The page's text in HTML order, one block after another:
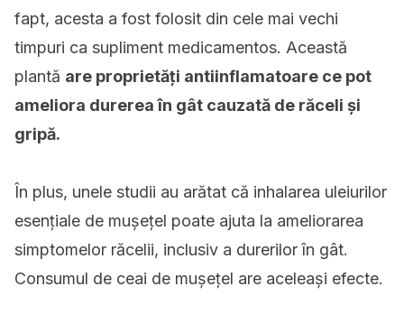
fapt, acesta a fost folosit din cele mai vechi
timpuri ca supliment medicamentos. Această
plantă are proprietăți antiinflamatoare ce pot
ameliora durerea în gât cauzată de răceli și
gripă.
În plus, unele studii au arătat că inhalarea uleiurilor
esențiale de mușețel poate ajuta la ameliorarea
simptomelor răcelii, inclusiv a durerilor în gât.
Consumul de ceai de mușețel are aceleași efecte.